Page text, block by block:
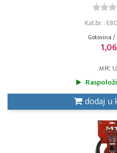
Kat.br. :
Gotovina
MPC
dodaj u